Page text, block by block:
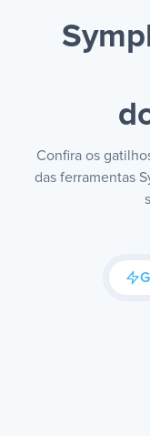
Confira os
das ferramentas